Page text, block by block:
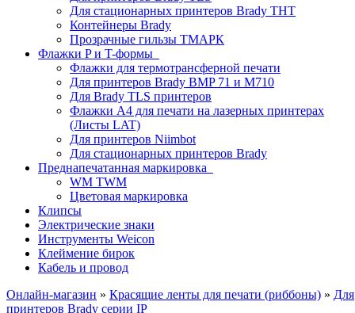
Для стационарных принтеров Brady THT
Контейнеры Brady
Прозрачные гильзы ТМАРК
Флажки P и T-формы
Флажки для термотрансферной печати
Для принтеров Brady BMP 71 и M710
Для Brady TLS принтеров
Флажки A4 для печати на лазерных принтерах
(Листы LAT)
Для принтеров Niimbot
Для стационарных принтеров Brady
Преднапечатанная маркировка
WM TWM
Цветовая маркировка
Клипсы
Электрические знаки
Инструменты Weicon
Клеймение бирок
Кабель и провод
Онлайн-магазин » Красящие ленты для печати (риббоны) » Для
принтеров Brady серии IP